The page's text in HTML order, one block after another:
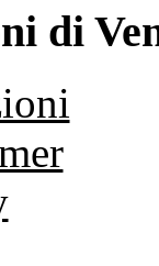
di